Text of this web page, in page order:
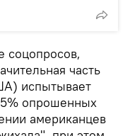
соцопросов,
часть
испытывает
опрошенных
американцев